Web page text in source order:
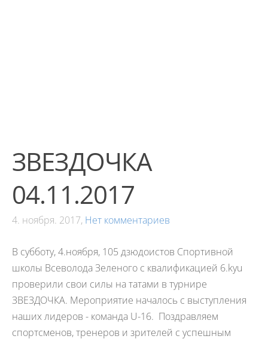
ЗВЕЗДОЧКА
04.11.2017
4. ноября. 2017, Нет комментариев
В субботу, 4.ноября, 105 дзюдоистов Спортивной
школы Всеволода Зеленого с квалификацией 6.kyu
проверили свои силы на татами в турнире
ЗВЕЗДОЧКА. Мероприятие началось с выступления
наших лидеров - команда U-16. Поздравляем
спортсменов, тренеров и зрителей с успешным